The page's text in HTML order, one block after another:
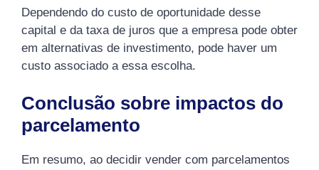
Dependendo do custo de oportunidade desse
capital e da taxa de juros que a empresa pode obter
em alternativas de investimento, pode haver um
custo associado a essa escolha.
Conclusão sobre impactos do
parcelamento
Em resumo, ao decidir vender com parcelamentos